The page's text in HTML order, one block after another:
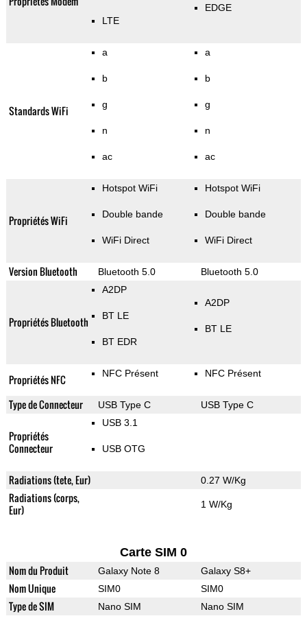
LTE
EDGE
Standards WiFi
a
b
g
n
ac
a
b
g
n
ac
Propriétés WiFi
Hotspot WiFi
Double bande
WiFi Direct
Hotspot WiFi
Double bande
WiFi Direct
Version Bluetooth Bluetooth 5.0 Bluetooth 5.0
Propriétés Bluetooth
A2DP
BT LE
BT EDR
A2DP
BT LE
Propriétés NFC NFC Présent NFC Présent
Type de Connecteur USB Type C USB Type C
Propriétés
Connecteur
USB 3.1
USB OTG
Radiations (tete, Eur) 0.27 W/Kg
Radiations (corps,
Eur)
1 W/Kg
Carte SIM 0
Nom du Produit Galaxy Note 8 Galaxy S8+
Nom Unique SIM0 SIM0
Type de SIM Nano SIM Nano SIM